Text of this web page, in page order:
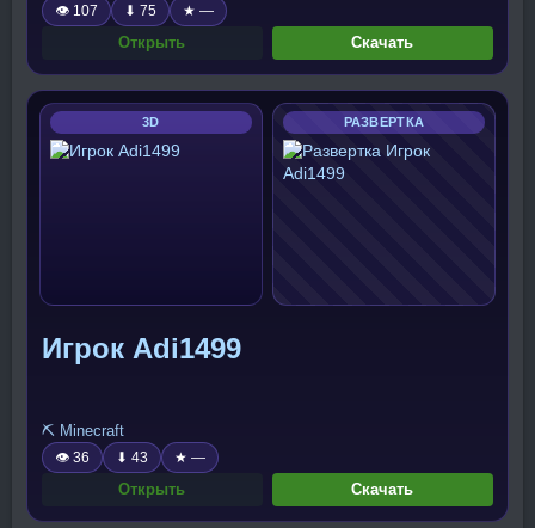
👁 107 ⬇ 75 ★ —
Открыть Скачать
3D РАЗВЕРТКА
Игрок Adi1499
⛏️ Minecraft
👁 36 ⬇ 43 ★ —
Открыть Скачать